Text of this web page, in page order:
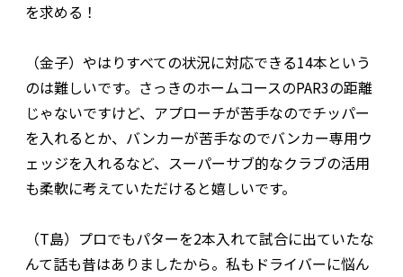
を求める！
（金子）やはりすべての状況に対応できる14本という
のは難しいです。さっきのホームコースのPAR3の距離
じゃないですけど、アプローチが苦手なのでチッパー
を入れるとか、バンカーが苦手なのでバンカー専用ウ
ェッジを入れるなど、スーパーサブ的なクラブの活用
も柔軟に考えていただけると嬉しいです。
（T島）プロでもパターを2本入れて試合に出ていたな
んて話も昔はありましたから。私もドライバーに悩ん